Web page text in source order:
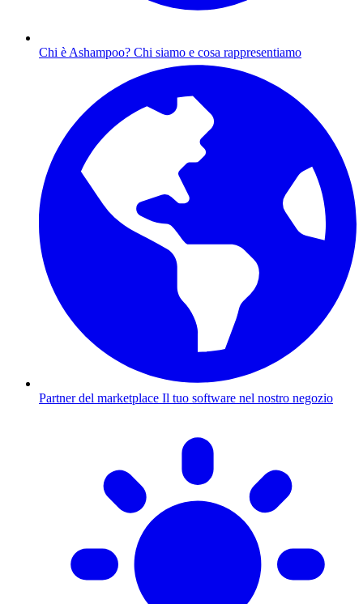
Chi è Ashampoo? Chi siamo e cosa rappresentiamo
Partner del marketplace Il tuo software nel nostro negozio